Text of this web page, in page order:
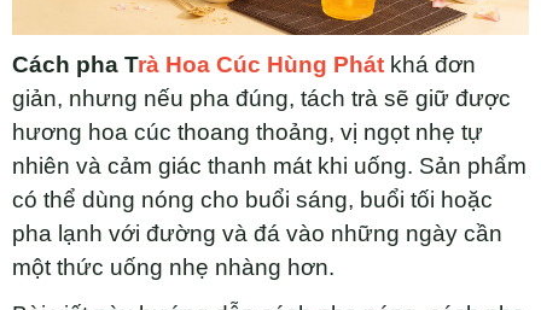
Cách pha Trà Hoa Cúc Hùng Phát khá đơn
giản, nhưng nếu pha đúng, tách trà sẽ giữ được
hương hoa cúc thoang thoảng, vị ngọt nhẹ tự
nhiên và cảm giác thanh mát khi uống. Sản phẩm
có thể dùng nóng cho buổi sáng, buổi tối hoặc
pha lạnh với đường và đá vào những ngày cần
một thức uống nhẹ nhàng hơn.